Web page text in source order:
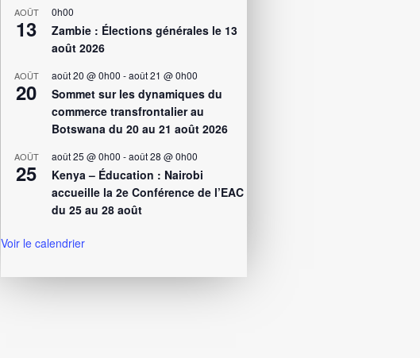
AOÛT
13
0h00
Zambie : Élections générales le 13
août 2026
AOÛT
20
août 20 @ 0h00 -août 21 @ 0h00
Sommet sur les dynamiques du
commerce transfrontalier au
Botswana du 20 au 21 août 2026
AOÛT
25
août 25 @ 0h00 -août 28 @ 0h00
Kenya – Éducation : Nairobi
accueille la 2e Conférence de l’EAC
du 25 au 28 août
Voir le calendrier